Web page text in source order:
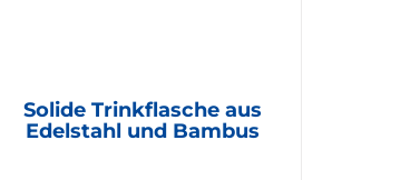
Solide Trinkflasche aus
Edelstahl und Bambus